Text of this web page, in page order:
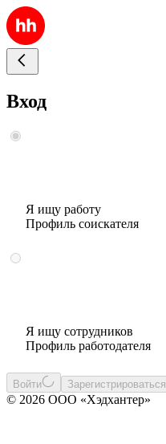
Вход
Я ищу работу
Профиль соискателя
Я ищу сотрудников
Профиль работодателя
Войти Зарегистрироваться
© 2026 ООО «Хэдхантер»